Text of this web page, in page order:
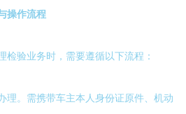
操作流程
检验业务时，需要遵循以下流程：
理。需携带车主本人身份证原件、机动